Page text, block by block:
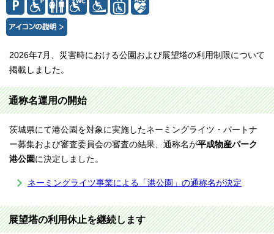
2026年7月、災害時における公園および展望塔の利用制限について
掲載しました。
通称名運用の開始
茨城県にて港公園を対象に実施したネーミングライツ・パートナ
ー募集および審査委員会の審査の結果、通称名が平成物産パーク
港公園 に決定しました。
ネーミングライツ事業による「港公園」の通称名が決定
展望塔の利用休止を継続します